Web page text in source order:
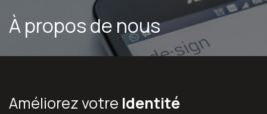
Se rendre au contenu
À propos de nous
Améliorez votre Identité